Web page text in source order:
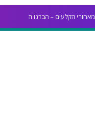
מאחורי הקלעים – הברנז'ה